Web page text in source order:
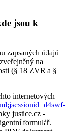
jsou k
zapsaných údajů
na
(§ 18 ZVR a §
internetových
justice.cz -
formulář.